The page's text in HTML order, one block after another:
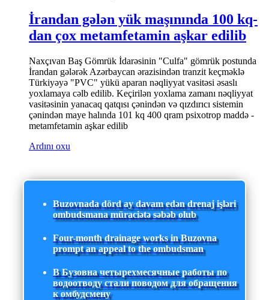
İrandan gələn yük maşınında 100 kq-
dan çox metamfetamin aşkar edilib
Naxçıvan Baş Gömrük İdarəsinin "Culfa" gömrük postunda
İrandan gələrək Azərbaycan ərazisindən tranzit keçməklə
Türkiyəyə "PVC" yükü aparan nəqliyyat vasitəsi əsaslı
yoxlamaya cəlb edilib. Keçirilən yoxlama zamanı nəqliyyat
vasitəsinin yanacaq qatqısı çənindən və qızdırıcı sistemin
çənindən maye halında 101 kq 400 qram psixotrop maddə -
metamfetamin aşkar edilib
Ardını oxu
Buzovnada dörd ay davam edən drenaj işləri
ombudsmana müraciətə səbəb olub
Four-month drainage works in Buzovna
prompt an appeal to the ombudsman
В Бузовна четырехмесячные работы по
водоотводу стали поводом для обращения
к омбудсмену